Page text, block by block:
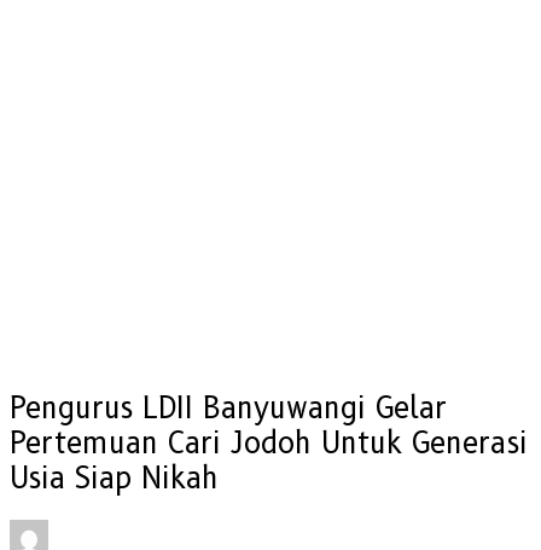
Pengurus LDII Banyuwangi Gelar
Pertemuan Cari Jodoh Untuk Generasi
Usia Siap Nikah